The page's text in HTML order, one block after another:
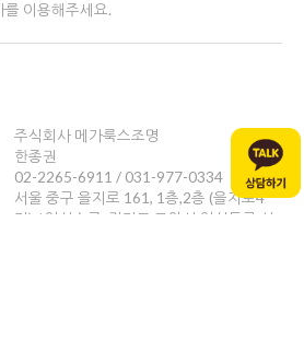
를 이용해주세요.
주식회사 메가룩스조명
한종권
02-2265-6911 / 031-977-0334
서울 중구 을지로 161, 1층,2층 (을지로4
가) / 일산쇼룸: 경기도 고양시 일산동구 성